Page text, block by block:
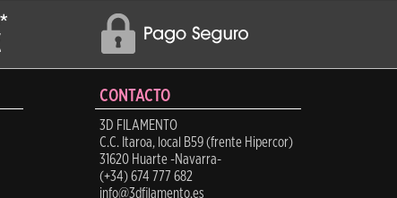
CONTACTO
3D FILAMENTO
C.C. Itaroa, local B59 (frente Hipercor)
31620 Huarte -Navarra-
(+34) 674 777 682
info@3dfilamento.es